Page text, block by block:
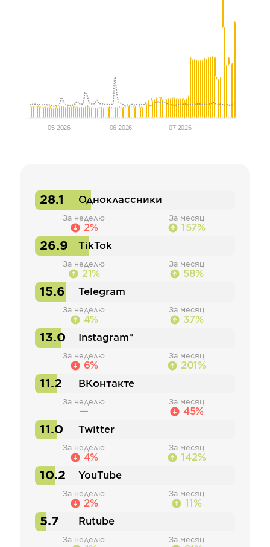
05 2026 06 2026 07 2026
28.1 Одноклассники
За неделю
2%
За месяц
157%
26.9 TikTok
За неделю
21%
За месяц
58%
15.6 Telegram
За неделю
4%
За месяц
37%
13.0 Instagram*
За неделю
6%
За месяц
201%
11.2 ВКонтакте
За неделю
—
За месяц
45%
11.0 Twitter
За неделю
4%
За месяц
142%
10.2 YouTube
За неделю
2%
За месяц
11%
5.7 Rutube
За неделю За месяц